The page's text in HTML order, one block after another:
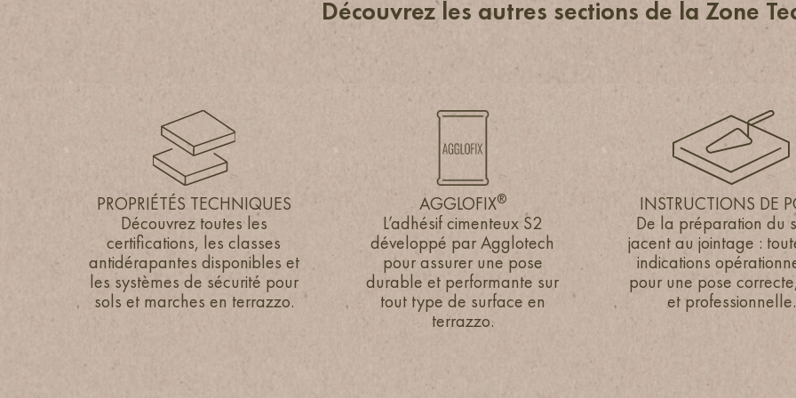
Découvrez les autres sections de la Zone
PROPRIÉTÉS TECHNIQUES
Découvrez toutes les
certifications, les classes
antidérapantes disponibles et
les systèmes de sécurité pour
sols et marches en terrazzo.
AGGLOFIX®
L’adhésif cimenteux S2
développé par Agglotech
pour assurer une pose
durable et performante sur
tout type de surface en
terrazzo.
INSTRUCTIONS DE
De la préparation du
jacent au jointage :
indications
pour une pose
et professionnelle.
PROPRIÉTÉS TECHNIQUES
Découvrez toutes les
certifications, les classes
antidérapantes disponibles et
les systèmes de sécurité pour
sols et marches en terrazzo.
AGGLOFIX®
L’adhésif cimenteux S2
développé par Agglotech
pour assurer une pose
durable et performante sur
tout type de surface en
terrazzo.
INSTRUCTIONS DE
De la préparation du
jacent au jointage :
indications
pour une pose
et professionnelle.